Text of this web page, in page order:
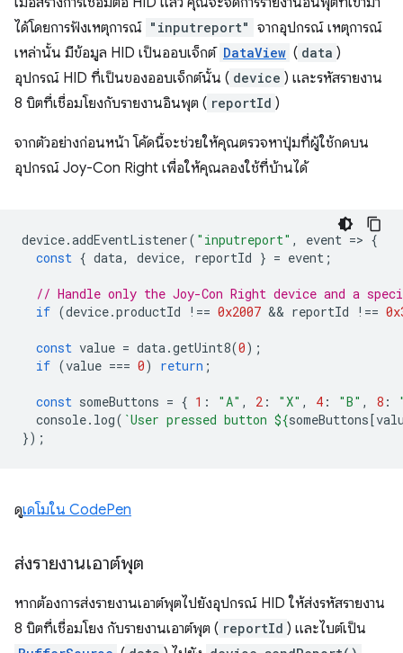
ได้โดยการฟังเหตุการณ์ "inputreport" จากอุปกรณ์ เหตุการณ์
เหล่านั้น มีข้อมูล HID เป็นออบเจ็กต์ DataView ( data )
อุปกรณ์ HID ที่เป็นของออบเจ็กต์นั้น ( device ) และรหัสรายงาน
8 บิตที่เชื่อมโยงกับรายงานอินพุต ( reportId )
จากตัวอย่างก่อนหน้า โค้ดนี้จะช่วยให้คุณตรวจหาปุ่มที่ผู้ใช้กดบน
อุปกรณ์ Joy-Con Right เพื่อให้คุณลองใช้ที่บ้านได้
device.addEventListener( "inputreport" , event => {
const { data, device, reportId } = event ;
// Handle only the Joy-Con Right device and a
if (device.productId !== 0x2007 && reportId !==
const value = data.getUint8(0);
if (value === 0) return ;
const someButtons = { 1 : "A" , 2 : "X" , 4 : "B" , 8 :
console. log( `User pressed button ${someButtons[
});
ดูเดโมใน CodePen
ส่งรายงานเอาต์พุต
หากต้องการส่งรายงานเอาต์พุตไปยังอุปกรณ์ HID ให้ส่งรหัสรายงาน
8 บิตที่เชื่อมโยง กับรายงานเอาต์พุต ( reportId ) และไบต์เป็น